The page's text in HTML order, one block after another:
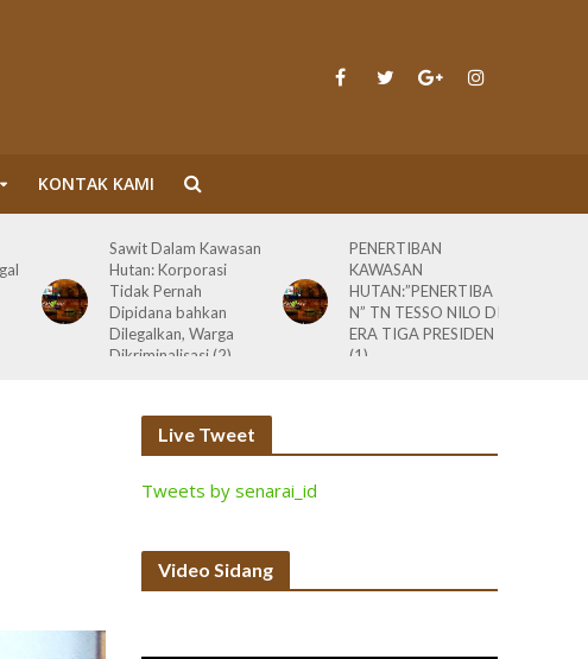
KONTAK KAMI
Sawit Dalam Kawasan
Hutan: Korporasi
Tidak Pernah
Dipidana bahkan
Dilegalkan, Warga
Dikriminalisasi (2)
PENERTIBAN
KAWASAN
HUTAN:”PENERTIBA
N” TN TESSO NILO DI
ERA TIGA PRESIDEN
(1)
Live Tweet
Tweets by senarai_id
Video Sidang